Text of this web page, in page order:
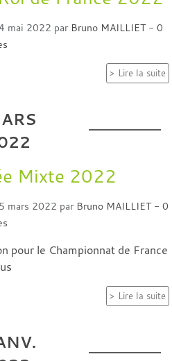
mai 2022 par Bruno MAILLIET - 0
Lire la suite
Mixte 2022
mars 2022 par Bruno MAILLIET - 0
pour le Championnat de France
Lire la suite